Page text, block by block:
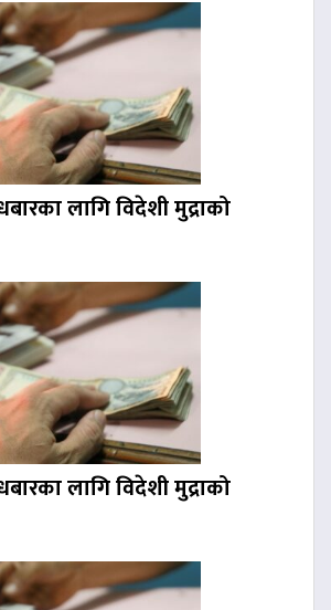
लागि विदेशी मुद्राको
लागि विदेशी मुद्राको